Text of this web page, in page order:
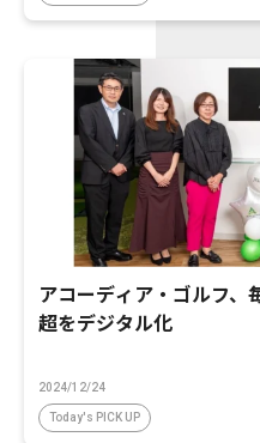
アコーディア・ゴルフ、
超をデジタル化
2024/12/24
Today's PICK UP